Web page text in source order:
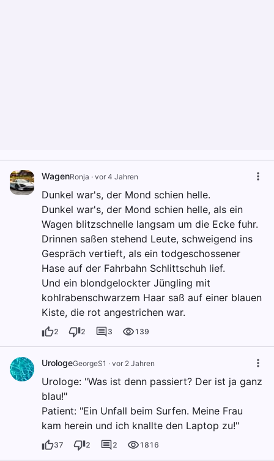
WagenRonja · vor 4 Jahren
Dunkel war's, der Mond schien helle.
Dunkel war's, der Mond schien helle, als ein
Wagen blitzschnelle langsam um die Ecke fuhr.
Drinnen saßen stehend Leute, schweigend ins
Gespräch vertieft, als ein todgeschossener
Hase auf der Fahrbahn Schlittschuh lief.
Und ein blondgelockter Jüngling mit
kohlrabenschwarzem Haar saß auf einer blauen
Kiste, die rot angestrichen war.
2 2 3 139
UrologeGeorgeS1 · vor 2 Jahren
Urologe: "Was ist denn passiert? Der ist ja ganz
blau!"
Patient: "Ein Unfall beim Surfen. Meine Frau
kam herein und ich knallte den Laptop zu!"
37 2 2 1816